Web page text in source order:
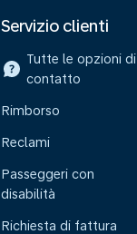
Servizio clienti
Tutte le opzioni di
contatto
Rimborso
Reclami
Passeggeri con
disabilità
Richiesta di fattura